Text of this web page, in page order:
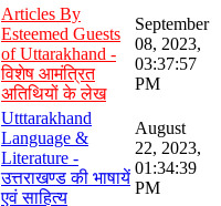
Articles By
Esteemed Guests
of Uttarakhand -
विशेष आमंत्रित
अतिथियों के लेख
September
08, 2023,
03:37:57
PM
Utttarakhand
Language &
Literature -
उत्तराखण्ड की भाषायें
एवं साहित्य
August
22, 2023,
01:34:39
PM